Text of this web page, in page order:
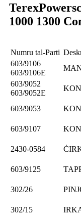
Terex
1000 1300
Numru tal-Parti
603/9106
603/9106E
603/9052
603/9052E
603/9053
603/9107
2430-0584
603/9125
302/26
302/15